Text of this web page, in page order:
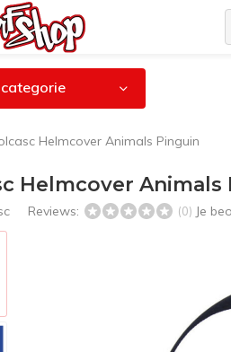
categorie
Helmcover Animals Pinguin
Helmcover Animals
Reviews: (0) Je